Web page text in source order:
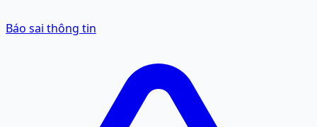
Báo sai thông tin